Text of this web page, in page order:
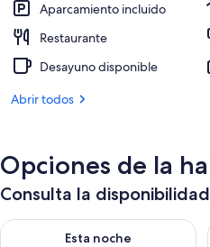
Aparcamiento incluido
Restaurante
Desayuno disponible
Abrir todos
Opciones de la
Consulta la
Esta noche
Consulta la disponibilidad para